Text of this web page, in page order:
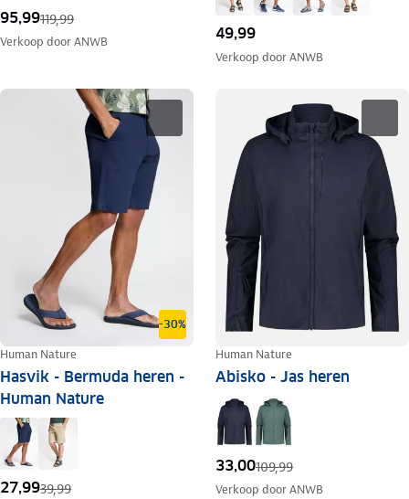
95,99119,99
Verkoop doorANWB 49,99
Verkoop doorANWB
-30%
Human Nature
Hasvik - Bermuda heren -
Human Nature
27,9939,99
Human Nature
Abisko - Jas heren
33,00109,99
Verkoop doorANWB